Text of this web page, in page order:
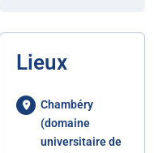
Lieux
Chambéry
(domaine
universitaire de